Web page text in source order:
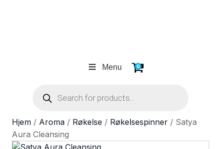
Menu 0
Products
search
Hjem / Aroma / Røkelse / Røkelsespinner / Satya
Aura Cleansing